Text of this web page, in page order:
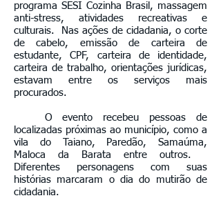
programa SESI Cozinha Brasil, massagem
anti-stress, atividades recreativas e
culturais. Nas ações de cidadania, o corte
de cabelo, emissão de carteira de
estudante, CPF, carteira de identidade,
carteira de trabalho, orientações jurídicas,
estavam entre os serviços mais
procurados.
O evento recebeu pessoas de
localizadas próximas ao município, como a
vila do Taiano, Paredão, Samaúma,
Maloca da Barata entre outros.
Diferentes personagens com suas
histórias marcaram o dia do mutirão de
cidadania.